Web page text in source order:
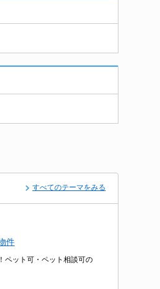
すべてのテーマをみる
件
ペット可・ペット相談可の